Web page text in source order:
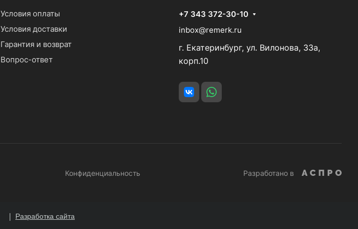
Условия оплаты
Условия доставки
Гарантия и возврат
Вопрос-ответ
+7 343 372-30-10
inbox@remerk.ru
г. Екатеринбург, ул. Вилонова, 33а,
корп.10
Конфиденциальность Разработано в
Разработка сайта